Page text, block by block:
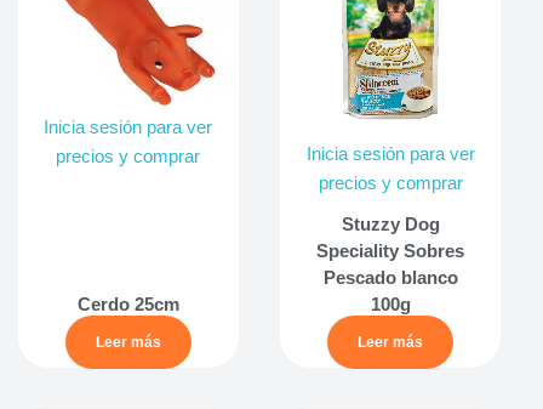
Inicia sesión para ver
precios y comprar
Cerdo 25cm
Leer más
Inicia sesión para ver
precios y comprar
Stuzzy Dog
Speciality Sobres
Pescado blanco
100g
Leer más